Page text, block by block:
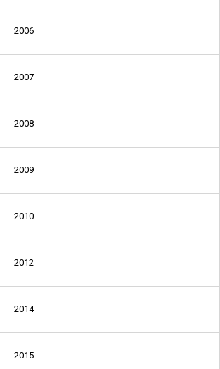
2006
2007
2008
2009
2010
2012
2014
2015